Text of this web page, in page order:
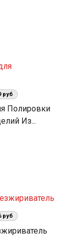
руб
Полировки
Из...
руб